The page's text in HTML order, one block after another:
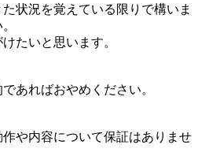
状況を覚えている限りで構いま
たいと思います。
あればおやめください。
や内容について保証はありませ